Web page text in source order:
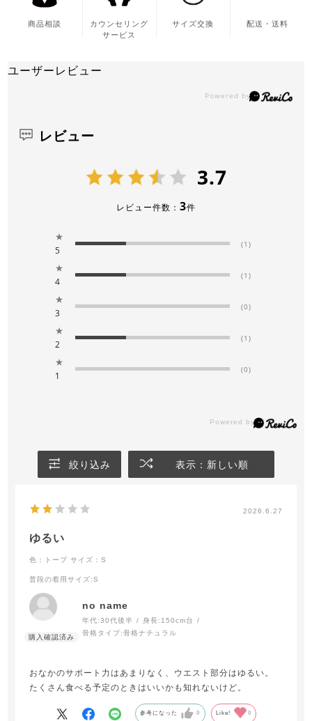
商品相談
カウンセリング
サービス
サイズ交換 配送・送料
ユーザーレビュー
レビュー
3.7
レビュー件数： 3件
★
5
(1)
★
4
(1)
★
3
(0)
★
2
(1)
★
1
(0)
絞り込み 表示：新しい順
2026.6.27
ゆるい
色：トープ サイズ：S
普段の着用サイズ:S
no name
年代:30代後半 身長: 150cm台
骨格タイプ:骨格ナチュラル
おなかのサポート力はあまりなく、ウエスト部分はゆるい。
たくさん食べる予定のときはいいかも知れないけど。
参考になった 0 Like! 0